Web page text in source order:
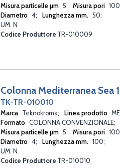
Misura particelle µm 5 Misura pori 100
Diametro 4 Lunghezza mm. 50
UM. N
Codice Produttore TR-010009
Colonna Mediterranea Sea
TK-TR-010010
Marca Teknokroma Linea prodotto
Formato COLONNA CONVENZIONALE
Misura particelle µm 5 Misura pori 100
Diametro 4 Lunghezza mm. 100
UM. N
Codice Produttore TR-010010